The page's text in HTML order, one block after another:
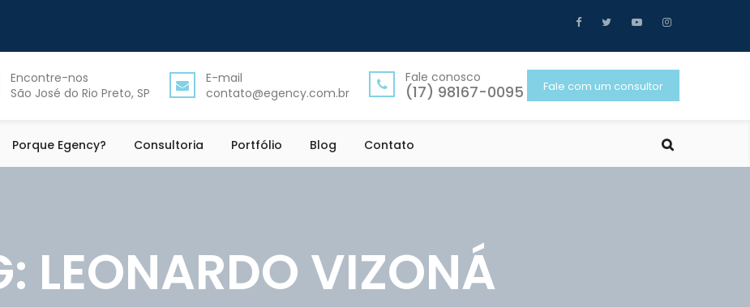
Fale com um consultor
Encontre-nos
São José do Rio Preto, SP
E-mail
contato@egency.com.br
Fale conosco
(17) 98167-0095
Porque Egency? Consultoria Portfólio Blog Contato
LEONARDO VIZONÁ